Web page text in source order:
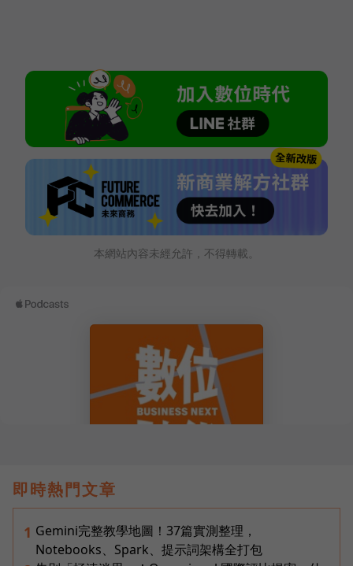
本網站內容未經允許，不得轉載。
即時熱門文章
1 Gemini完整教學地圖！37篇實測整理，
Notebooks、Spark、提示詞架構全打包